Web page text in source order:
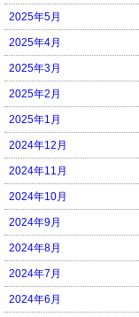
2025年5月
2025年4月
2025年3月
2025年2月
2025年1月
2024年12月
2024年11月
2024年10月
2024年9月
2024年8月
2024年7月
2024年6月